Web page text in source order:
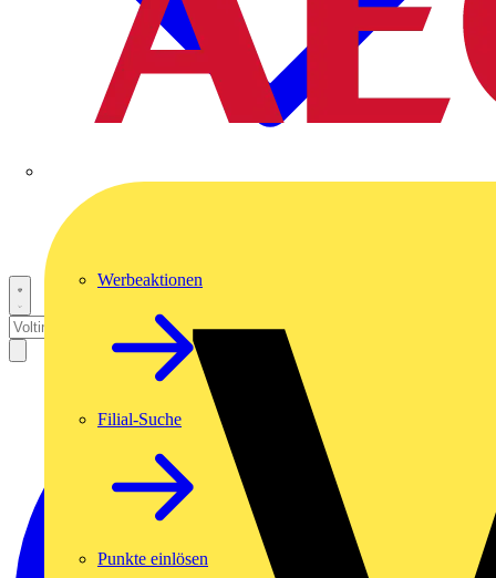
Werbeaktionen
Filial-Suche
Punkte einlösen